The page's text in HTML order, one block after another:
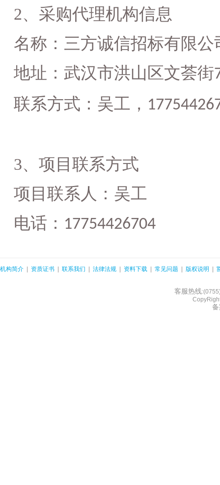
2、采购代理机构信息
名称： 三方诚信招标有限公
地址： 武汉市洪山区文荟街
联系方式： 吴工 ，
3、项目联系方式
项目联系人： 吴工
电话： 17754426704
机构简介 资质证书 联系我们 法律法规 资料下载 常见问题 版权说明
客服热线